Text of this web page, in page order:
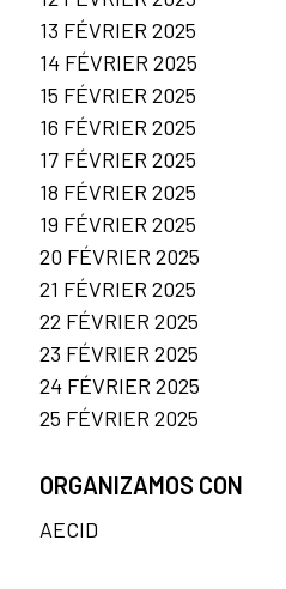
13 FÉVRIER 2025
14 FÉVRIER 2025
15 FÉVRIER 2025
16 FÉVRIER 2025
17 FÉVRIER 2025
18 FÉVRIER 2025
19 FÉVRIER 2025
20 FÉVRIER 2025
21 FÉVRIER 2025
22 FÉVRIER 2025
23 FÉVRIER 2025
24 FÉVRIER 2025
25 FÉVRIER 2025
ORGANIZAMOS CON
AECID